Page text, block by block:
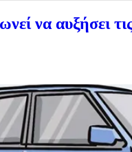
να αυξήσει